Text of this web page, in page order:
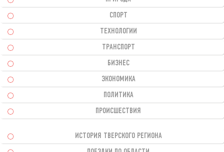
СПОРТ
ТЕХНОЛОГИИ
ТРАНСПОРТ
БИЗНЕС
ЭКОНОМИКА
ПОЛИТИКА
ПРОИСШЕСТВИЯ
ИСТОРИЯ ТВЕРСКОГО РЕГИОНА